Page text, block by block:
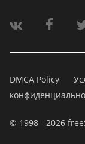
DMCA Policy
© 1998 - 2026